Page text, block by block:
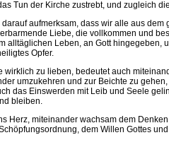
Tun der Kirche zustrebt, und zugleich
darauf aufmerksam, dass wir alle aus
Liebe, die vollkommen und
alltäglichen Leben, an Gott hingegeben,
Opfer.
wirklich zu lieben, bedeutet auch
umzukehren und zur Beichte zu
das Einswerden mit Leib und Seele
bleiben.
Herz, miteinander wachsam dem
dem Willen Gottes